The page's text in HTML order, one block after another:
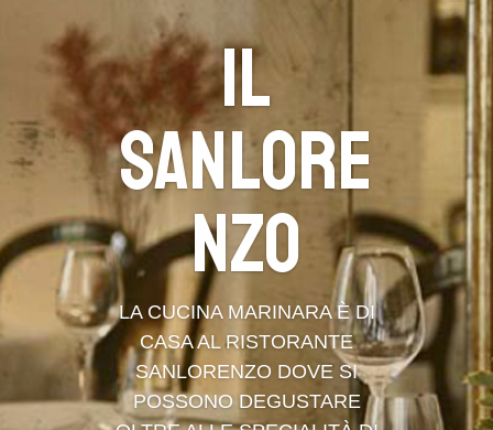
Il
Sanlore
nzo
LA CUCINA MARINARA È DI
CASA AL RISTORANTE
SANLORENZO DOVE SI
POSSONO DEGUSTARE